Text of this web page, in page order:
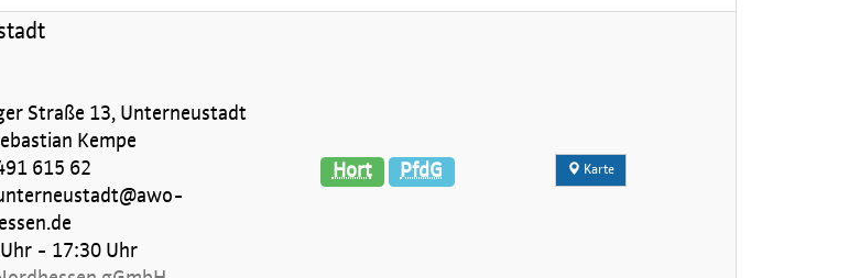
Straße 13, Unterneustadt
Kempe
615 62
- 17:30 Uhr
Hort PfdG Karte